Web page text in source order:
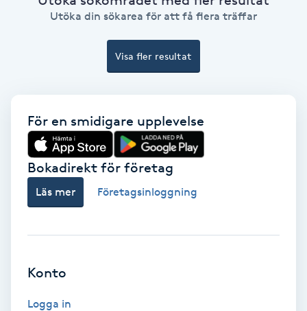
Ansiktsbehandling djuprengörande
Bambumassage
Barber
Blowout
Utöka din sökarea för att få flera träffar
Visa fler resultat
För en smidigare upplevelse
Bokadirekt för företag
Läs mer Företagsinloggning
Konto
Logga in